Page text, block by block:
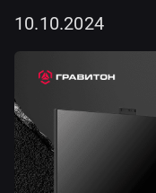
10.10.2024